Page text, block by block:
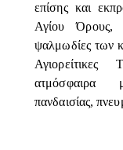
επίσης και
Αγίου Όρους,
ψαλμωδίες των
Αγιορείτικες
ατμόσφαιρα
πανδαισίας,